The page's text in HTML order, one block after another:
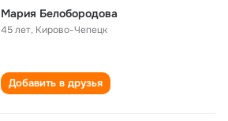
Мария Белобородова
45 лет, Кирово-Чепецк
Добавить в друзья